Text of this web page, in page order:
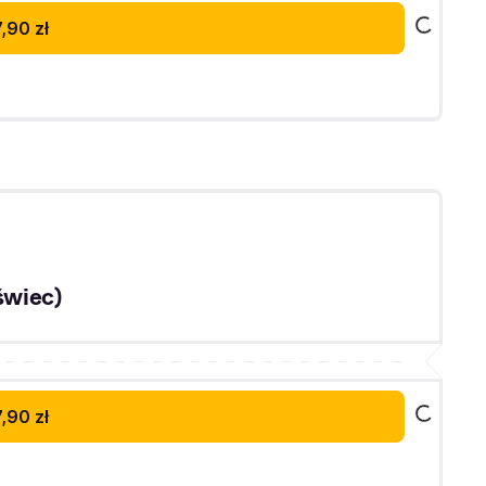
zł
zł